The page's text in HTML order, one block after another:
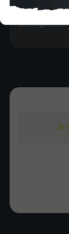
Lunes a
Domingo 10:00-